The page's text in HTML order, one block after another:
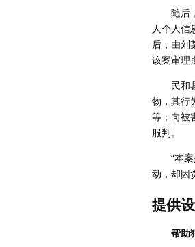
随后，
人个人信
后，由刘
该案审理
民和县
物，其行
等；向被
服判。
“本案
动，却因
提供
帮助